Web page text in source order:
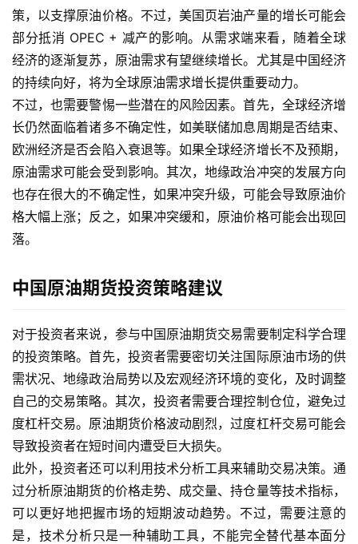
恒
指
期
货
期
货
入
门
期
行
情
黄
金
期
货
策，以支撑原油价格。不过，美国页岩油产量的增长可能会
部分抵消 OPEC + 减产的影响。从需求端来看，随着全球
经济的逐渐复苏，原油需求有望继续增长。尤其是中国经济
的持续向好，将为全球原油需求增长提供重要动力。
不过，也需要警惕一些潜在的风险因素。首先，全球经济增
长仍然面临着诸多不确定性，如美联储加息周期是否结束、
欧洲经济是否会陷入衰退等。如果全球经济增长不及预期，
原油需求可能会受到影响。其次，地缘政治冲突的发展方向
也存在很大的不确定性，如果冲突升级，可能会导致原油价
格大幅上涨；反之，如果冲突缓和，原油价格可能会出现回
落。
中国原油期货投资策略建议
对于投资者来说，参与中国原油期货交易需要制定科学合理
的投资策略。首先，投资者需要密切关注国际原油市场的供
需状况、地缘政治局势以及宏观经济环境的变化，及时调整
自己的交易策略。其次，投资者需要合理控制仓位，避免过
度杠杆交易。原油期货价格波动剧烈，过度杠杆交易可能会
导致投资者在短时间内遭受巨大损失。
此外，投资者还可以利用技术分析工具来辅助交易决策。通
过分析原油期货的价格走势、成交量、持仓量等技术指标，
可以更好地把握市场的短期波动趋势。不过，需要注意的
是，技术分析只是一种辅助工具，不能完全替代基本面分